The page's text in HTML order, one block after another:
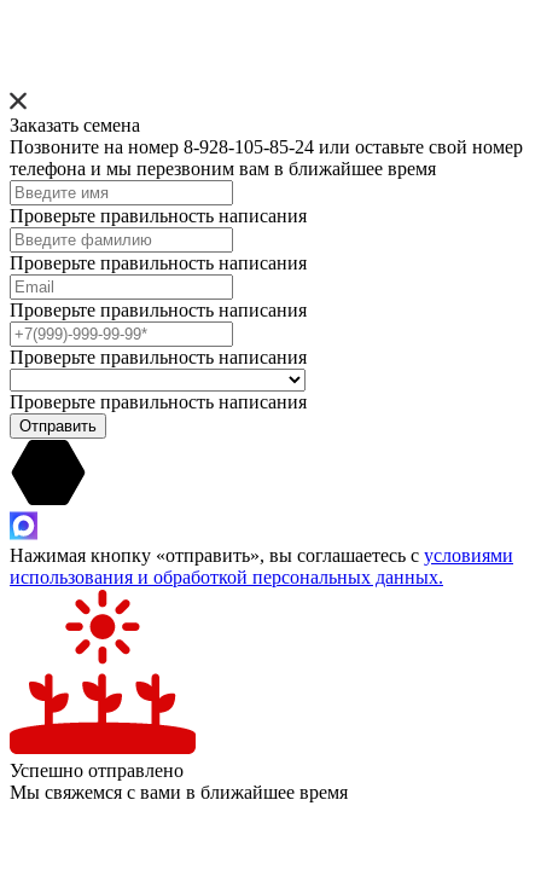
Заказать семена
Позвоните на номер 8-928-105-85-24 или оставьте свой номер
телефона и мы перезвоним вам в ближайшее время
Проверьте правильность написания
Проверьте правильность написания
Проверьте правильность написания
Проверьте правильность написания
Проверьте правильность написания
Отправить
Нажимая кнопку «отправить», вы соглашаетесь с условиями
использования и обработкой персональных данных.
Успешно отправлено
Мы свяжемся с вами в ближайшее время